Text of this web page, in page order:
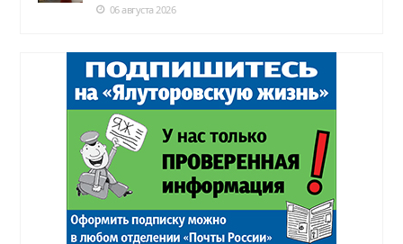
06 августа 2026